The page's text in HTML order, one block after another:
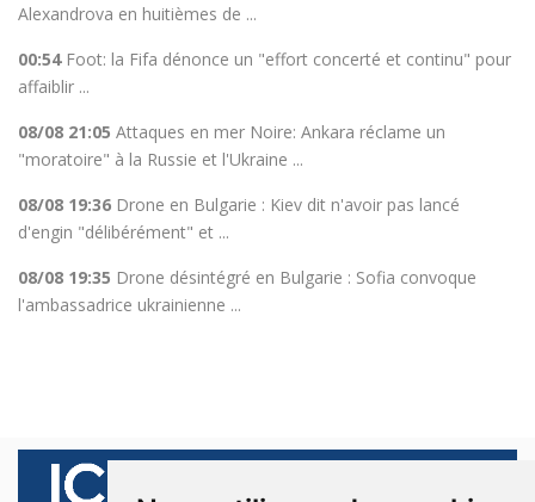
Alexandrova en huitièmes de ...
00:54 Foot: la Fifa dénonce un "effort concerté et continu" pour
affaiblir ...
08/08 21:05 Attaques en mer Noire: Ankara réclame un
"moratoire" à la Russie et l'Ukraine ...
08/08 19:36 Drone en Bulgarie : Kiev dit n'avoir pas lancé
d'engin "délibérément" et ...
08/08 19:35 Drone désintégré en Bulgarie : Sofia convoque
l'ambassadrice ukrainienne ...